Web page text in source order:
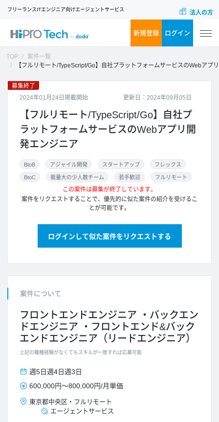
フリーランスITエンジニア向けエージェントサービス 法人の方
新規登録 ログイン
TOP
案件一覧
【フルリモート/TypeScript/Go】自社プラットフォームサービスのWebアプリ開発エンジニア
更新日：2024年09月05日
募集終了
2024年01月24日掲載開始
【フルリモート/TypeScript/Go】自社プ
ラットフォームサービスのWebアプリ開
発エンジニア
BtoB アジャイル開発 スタートアップ フレックス
BtoC 裁量大の少人数チーム 若手歓迎 フルリモート
この案件は募集が終了しています。
案件をリクエストすることで、優先的に似た案件の紹介を受けるこ
とが可能です。
ログインして似た案件をリクエストする
案件について
フロントエンドエンジニア
バックエン
ドエンジニア
フロントエンド&バック
エンドエンジニア（リードエンジニア）
上記の職種経験がなくてもスキルが一致すれば応募可能
週5日週4日週3日
600,000円～800,000円/月単価
東京都中央区 ・ フルリモート
エージェントサービス